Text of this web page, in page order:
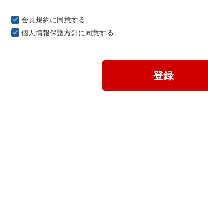
会員規約に同意する
個人情報保護方針に同意する
登録